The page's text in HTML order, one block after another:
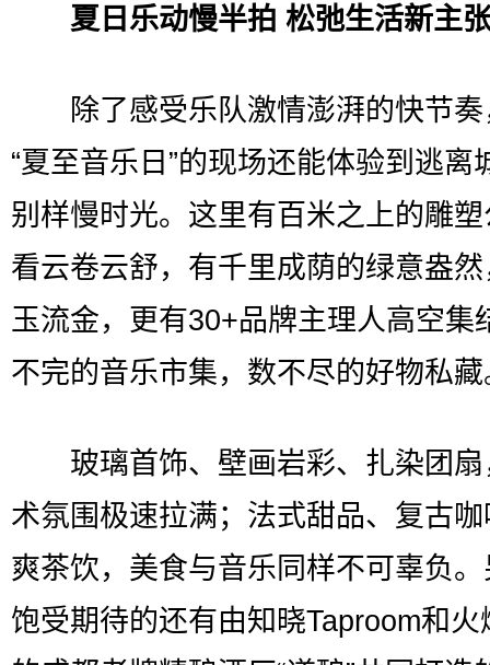
夏日乐动慢半拍 松弛生活新主
除了感受乐队激情澎湃的快节奏
“夏至音乐日”的现场还能体验到逃离
别样慢时光。这里有百米之上的雕
看云卷云舒，有千里成荫的绿意盎
玉流金，更有30+品牌主理人高空集
不完的音乐市集，数不尽的好物私藏
玻璃首饰、壁画岩彩、扎染团扇
术氛围极速拉满；法式甜品、复古
爽茶饮，美食与音乐同样不可辜负
饱受期待的还有由知晓Taproom和火